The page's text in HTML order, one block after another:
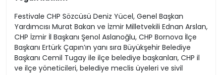
Festivale CHP Sözcüsü Deniz Yücel, Genel Başkan
Yardımcısı Murat Bakan ve İzmir Milletvekili Ednan Arslan,
CHP İzmir İl Başkanı Şenol Aslanoğlu, CHP Bornova İlçe
Başkanı Ertürk Çapın’ın yanı sıra Büyükşehir Belediye
Başkanı Cemil Tugay ile ilçe belediye başkanları, CHP il
ve ilçe yöneticileri, belediye meclis üyeleri ve sivil